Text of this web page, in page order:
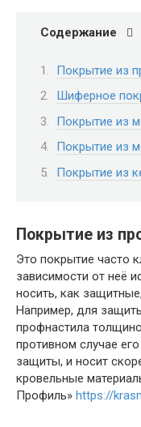
Содержание
Покрытие из
Шиферное
Покрытие из
Покрытие из
Покрытие из
Покрытие из
Это покрытие часто
зависимости от неё
носить, как
Например, для
профнастила
противном случае
защиты, и носит
кровельные
Профиль» https://